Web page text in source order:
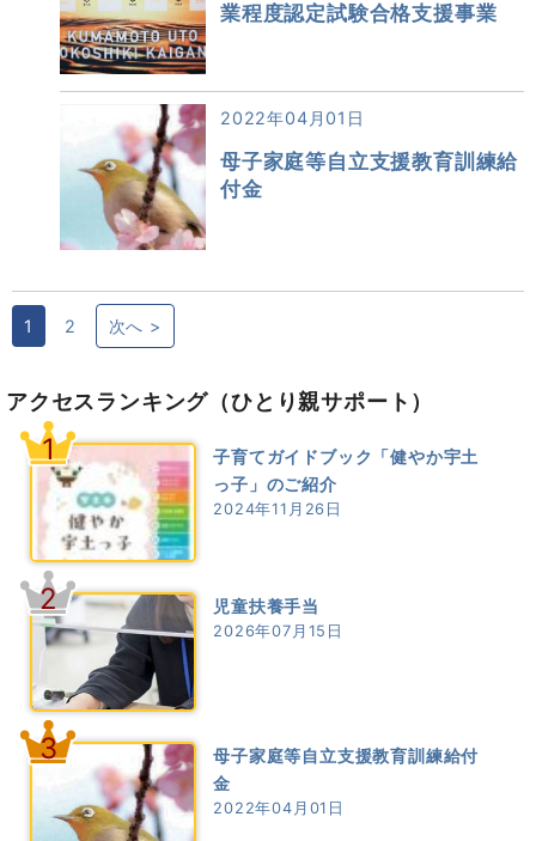
業程度認定試験合格支援事業
2022年04月01日
母子家庭等自立支援教育訓練給
付金
1 2 次へ >
アクセスランキング （ひとり親サポート）
1
子育てガイドブック「健やか宇土
っ子」のご紹介
2024年11月26日
2 児童扶養手当
2026年07月15日
3
母子家庭等自立支援教育訓練給付
金
2022年04月01日